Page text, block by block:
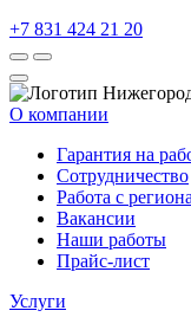
+7 831 424 21 20
О компании
Гарантия на
Сотрудничество
Работа с
Вакансии
Наши работы
Прайс-лист
Услуги